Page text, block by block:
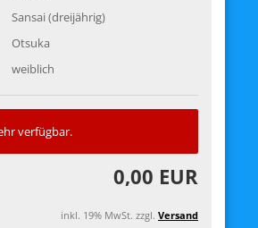
Sansai (dreijährig)
Otsuka
weiblich
verfügbar.
0,00 EUR
inkl. 19% MwSt. zzgl. Versand